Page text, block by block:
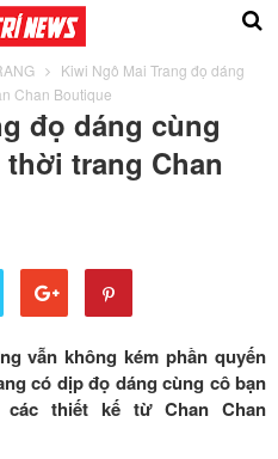
Kiwi Ngô Mai Trang đọ dáng
Chan Boutique
đọ dáng cùng
trang Chan
vẫn không kém phần quyến
có dịp đọ dáng cùng cô bạn
thiết kế từ Chan Chan